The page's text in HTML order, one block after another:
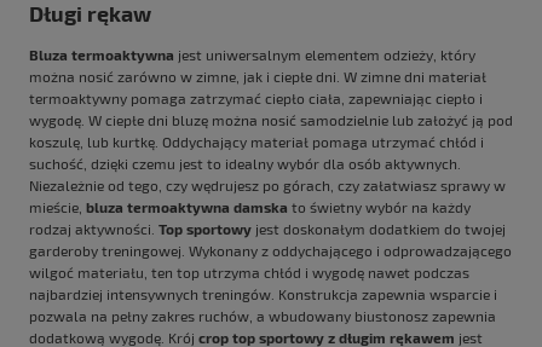
Długi rękaw
Bluza termoaktywna jest uniwersalnym elementem odzieży, który
można nosić zarówno w zimne, jak i ciepłe dni. W zimne dni materiał
termoaktywny pomaga zatrzymać ciepło ciała, zapewniając ciepło i
wygodę. W ciepłe dni bluzę można nosić samodzielnie lub założyć ją pod
koszulę, lub kurtkę. Oddychający materiał pomaga utrzymać chłód i
suchość, dzięki czemu jest to idealny wybór dla osób aktywnych.
Niezależnie od tego, czy wędrujesz po górach, czy załatwiasz sprawy w
mieście, bluza termoaktywna damska to świetny wybór na każdy
rodzaj aktywności. Top sportowy jest doskonałym dodatkiem do twojej
garderoby treningowej. Wykonany z oddychającego i odprowadzającego
wilgoć materiału, ten top utrzyma chłód i wygodę nawet podczas
najbardziej intensywnych treningów. Konstrukcja zapewnia wsparcie i
pozwala na pełny zakres ruchów, a wbudowany biustonosz zapewnia
dodatkową wygodę. Krój crop top sportowy z długim rękawem jest